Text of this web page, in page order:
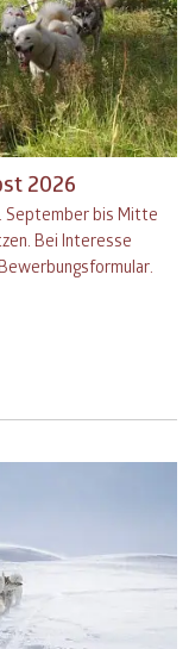
2026
September bis Mitte
Bei Interesse